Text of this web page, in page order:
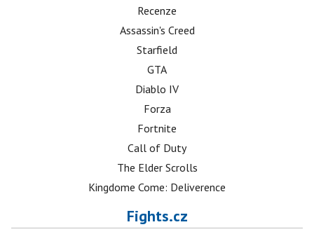
Recenze
Assassin's Creed
Starfield
GTA
Diablo IV
Forza
Fortnite
Call of Duty
The Elder Scrolls
Kingdome Come: Deliverence
Fights.cz